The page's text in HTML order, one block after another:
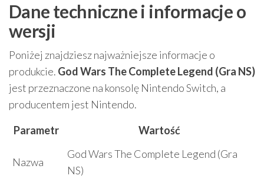
Dane techniczne i informacje o
wersji
Poniżej znajdziesz najważniejsze informacje o
produkcie. God Wars The Complete Legend (Gra NS)
jest przeznaczone na konsolę Nintendo Switch, a
producentem jest Nintendo.
Parametr
Wartość
Nazwa
God Wars The Complete Legend (Gra
NS)